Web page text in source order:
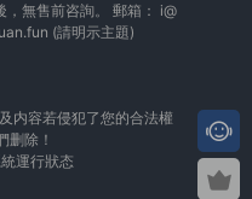
，無售前咨詢。 郵箱： i@
(請明示主題)
内容若侵犯了您的合法權
删除！
運行狀态